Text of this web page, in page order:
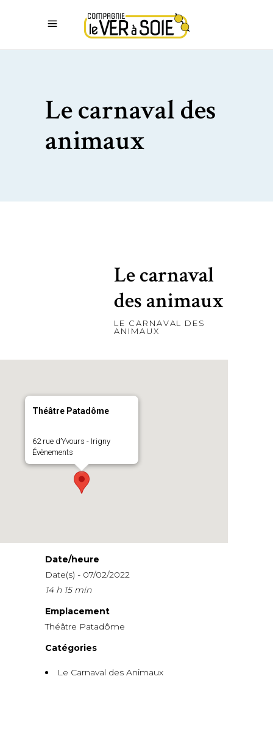
Le carnaval des
animaux
Le carnaval
des animaux
LE CARNAVAL DES
ANIMAUX
Théâtre Patadôme
62 rue d’Yvours - Irigny
Évènements
Date/heure
Date(s) - 07/02/2022
14 h 15 min
Emplacement
Théâtre Patadôme
Catégories
Le Carnaval des Animaux